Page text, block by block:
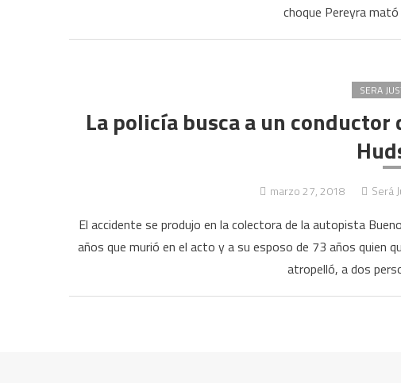
choque Pereyra
SERA
La policía busca a un
marzo 27, 2018 Será
El accidente se produjo en la colectora de la autopista
años que murió en el acto y a su esposo de 73 años quien
atropelló, a dos